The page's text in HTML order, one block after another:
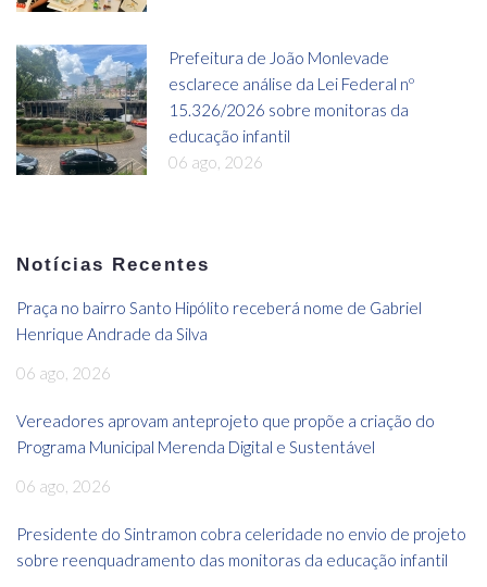
Prefeitura de João Monlevade
esclarece análise da Lei Federal nº
15.326/2026 sobre monitoras da
educação infantil
06 ago, 2026
Notícias Recentes
Praça no bairro Santo Hipólito receberá nome de Gabriel
Henrique Andrade da Silva
06 ago, 2026
Vereadores aprovam anteprojeto que propõe a criação do
Programa Municipal Merenda Digital e Sustentável
06 ago, 2026
Presidente do Sintramon cobra celeridade no envio de projeto
sobre reenquadramento das monitoras da educação infantil